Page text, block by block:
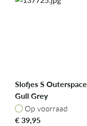
Slofjes S Outerspace
Gull Grey
Op voorraad
Op voorraad
€39,95